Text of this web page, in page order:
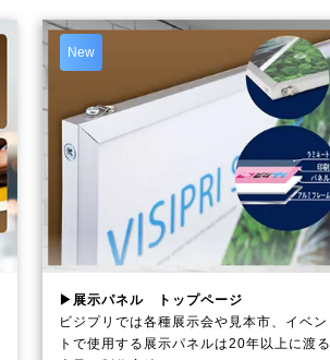
New
▶展示パネル トップページ
ビジプリでは各種展示会や見本市、イベン
トで使用する展示パネルは20年以上に渡る